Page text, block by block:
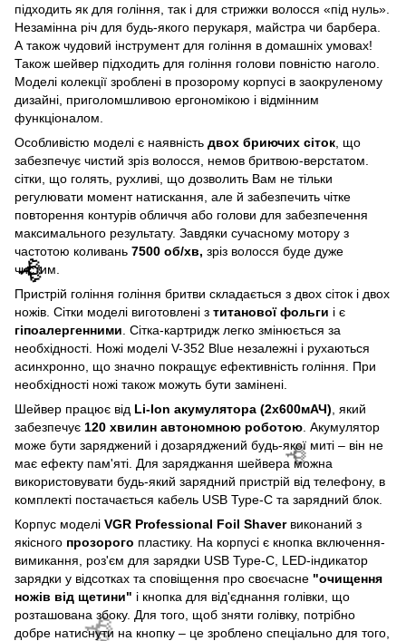
підходить як для гоління, так і для стрижки волосся «під нуль».
Незамінна річ для будь-якого перукаря, майстра чи барбера.
А також чудовий інструмент для гоління в домашніх умовах!
Також шейвер підходить для гоління голови повністю наголо.
Моделі колекції зроблені в прозорому корпусі в заокруленому
дизайні, приголомшливою ергономікою і відмінним
функціоналом.
Особливістю моделі є наявність двох бриючих сіток , що
забезпечує чистий зріз волосся, немов бритвою-верстатом.
сітки, що голять, рухливі, що дозволить Вам не тільки
регулювати момент натискання, але й забезпечить чітке
повторення контурів обличчя або голови для забезпечення
максимального результату. Завдяки сучасному мотору з
частотою коливань 7500 об/хв, зріз волосся буде дуже
чистим.
Пристрій гоління гоління бритви складається з двох сіток і двох
ножів. Сітки моделі виготовлені з титанової фольги і є
гіпоалергенними . Сітка-картридж легко змінюється за
необхідності. Ножі моделі V-352 Blue незалежні і рухаються
асинхронно, що значно покращує ефективність гоління. При
необхідності ножі також можуть бути замінені.
Шейвер працює від Li-Ion акумулятора (2x600мАЧ) , який
забезпечує 120 хвилин автономною роботою . Акумулятор
може бути заряджений і дозаряджений будь-якої миті – він не
має ефекту пам'яті. Для заряджання шейвера можна
використовувати будь-який зарядний пристрій від телефону, в
комплекті постачається кабель USB Type-C та зарядний блок.
Корпус моделі VGR Professional Foil Shaver виконаний з
якісного прозорого пластику. На корпусі є кнопка включення-
вимикання, роз'єм для зарядки USB Type-C, LED-індикатор
зарядки у відсотках та сповіщення про своєчасне "очищення
ножів від щетини" і кнопка для від'єднання голівки, що
розташована збоку. Для того, щоб зняти голівку, потрібно
добре натиснути на кнопку – це зроблено спеціально для того,
🌹
🌹